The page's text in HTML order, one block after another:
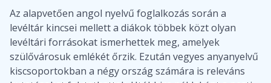
Az alapvetően angol nyelvű foglalkozás során a
levéltár kincsei mellett a diákok többek közt olyan
levéltári forrásokat ismerhettek meg, amelyek
szülővárosuk emlékét őrzik. Ezután vegyes anyanyelvű
kiscsoportokban a négy ország számára is releváns